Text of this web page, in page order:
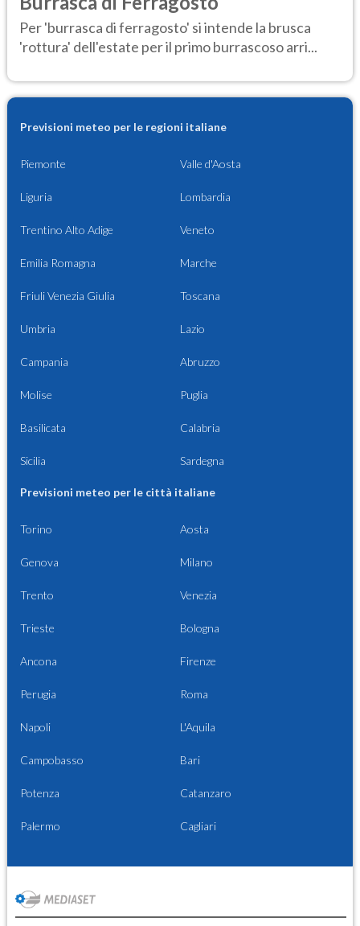
Per 'burrasca di ferragosto' si intende la brusca
'rottura' dell'estate per il primo burrascoso arri...
Previsioni meteo per le regioni italiane
Piemonte Valle d'Aosta
Liguria Lombardia
Trentino Alto Adige Veneto
Emilia Romagna Marche
Friuli Venezia Giulia Toscana
Umbria Lazio
Campania Abruzzo
Molise Puglia
Basilicata Calabria
Sicilia Sardegna
Previsioni meteo per le città italiane
Torino Aosta
Genova Milano
Trento Venezia
Trieste Bologna
Ancona Firenze
Perugia Roma
Napoli L'Aquila
Campobasso Bari
Potenza Catanzaro
Palermo Cagliari